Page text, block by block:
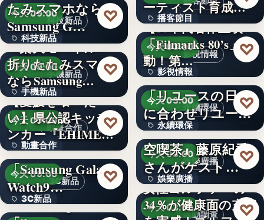
文字
科技新品
今天 09:00
科技新品
文字
たみスマホなら
Samsung G…
♡
手機新品
今天 09:00
手機新品
4.1
＜楽天モバイル＞
折りたたみスマホ
ならSamsung…
♡
動畫合作
今天 09:00
動畫合作
108
【愛媛を喰べた
い】県公認キッチ
ンカー『EHIMEみ
きゃん…
♡
3C新品
今天 09:00
3C新品
＜OPEN＞
「Samsung Galaxy
Watch9…
♡
＜Samsung＞
播客節目
36年
ーティスト育成コ
ンテ…
影視情報
今天 03:00
影視情報
40
【80年代名作上映
「Filmarks 80’s」始
動！第…
♡
永續環保
今天 03:00
永續環保
文字
エコスタイル、
「リユースの日」
に合わせリユース
文化の普及…
♡
娛樂廣播
今天 03:00
娛樂廣播
文字
interfm『Runeの星
空喫茶』藤原紀香
さんがゲスト…
♡
運動調查
今天 03:00
女性ゴルファーの
34％が健康面の充実
♡